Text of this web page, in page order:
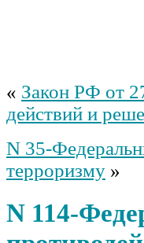
« Закон РФ от
действий и
N 35-
терроризму »
N 114-